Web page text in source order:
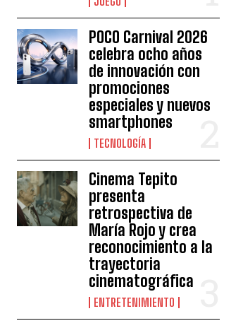
POCO Carnival 2026
celebra ocho años
de innovación con
promociones
especiales y nuevos
smartphones
TECNOLOGÍA
Cinema Tepito
presenta
retrospectiva de
María Rojo y crea
reconocimiento a la
trayectoria
cinematográfica
ENTRETENIMIENTO